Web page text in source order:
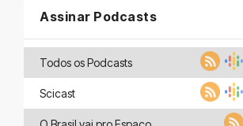
Assinar Podcasts
Todos os Podcasts
Scicast